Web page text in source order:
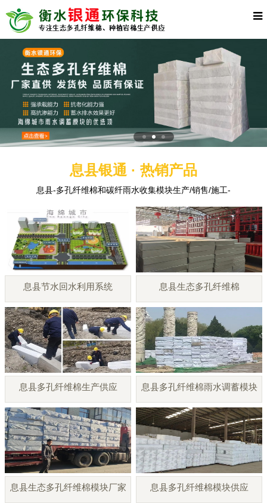
息县银通 · 热销产品
息县-多孔纤维棉和碳纤雨水收集模块生产/销售/施工-
息县节水回水利用系统 息县生态多孔纤维棉
息县多孔纤维棉生产供应 息县多孔纤维棉雨水调蓄模块
息县生态多孔纤维棉模块厂家 息县多孔纤维棉模块供应